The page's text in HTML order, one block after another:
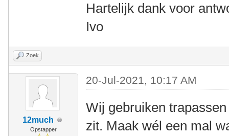
Hartelijk dank voor
Ivo
Zoek
12much
Opstapper
20-Jul-2021, 10:17 AM
Wij gebruiken
zit. Maak wél een mal